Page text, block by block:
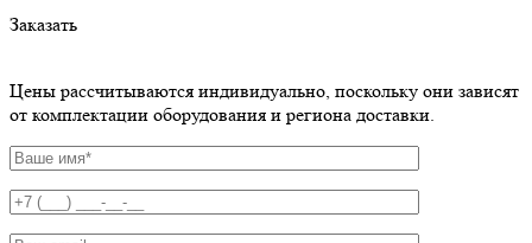
Заказать
Цены рассчитываются индивидуально, поскольку они зависят
от комплектации оборудования и региона доставки.